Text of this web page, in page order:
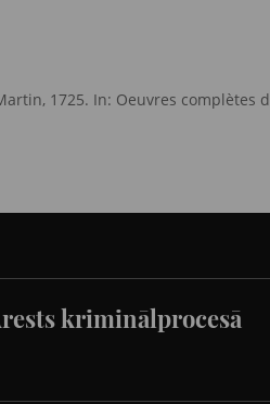
1725. In: Oeuvres complètes
kriminālprocesā